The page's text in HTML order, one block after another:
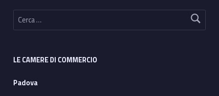
Ricerca per:
LE CAMERE DI COMMERCIO
Padova